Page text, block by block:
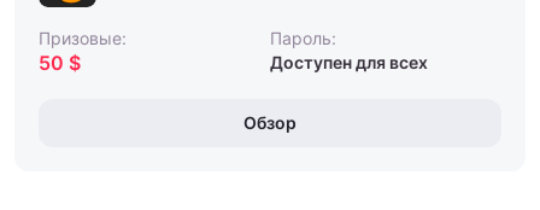
Призовые:
50 $
Пароль:
Доступен для всех
Обзор